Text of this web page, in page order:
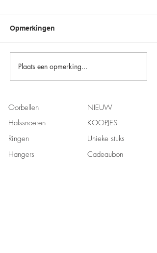
Opmerkingen
Plaats een opmerking...
Oorbellen
Halssnoeren
Ringen
Hangers
NIEUW
KOOPJES
Unieke stuks
Cadeaubon